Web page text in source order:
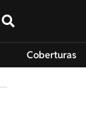
Coberturas